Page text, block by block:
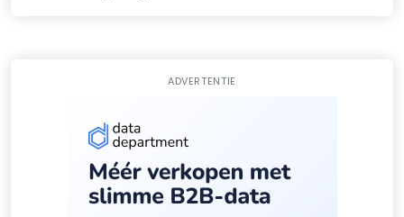
ADVERTENTIE